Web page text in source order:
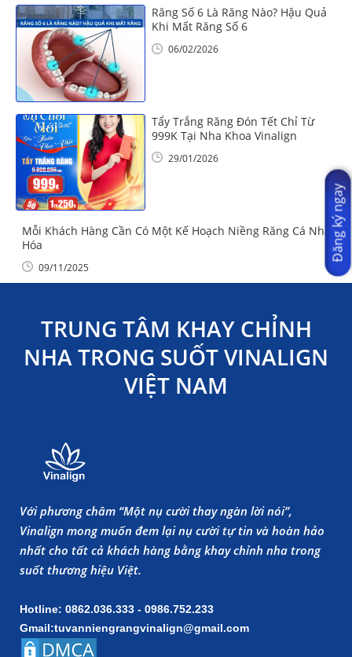
Răng Số 6 Là Răng Nào? Hậu Quả
Khi Mất Răng Số 6
06/02/2026
Tẩy Trắng Răng Đón Tết Chỉ Từ
999K Tại Nha Khoa Vinalign
29/01/2026
Mỗi Khách Hàng Cần Có Một Kế Hoạch Niềng Răng Cá Nhân
Hóa
09/11/2025
TRUNG TÂM KHAY CHỈNH
NHA TRONG SUỐT VINALIGN
VIỆT NAM
Với phương châm “Một nụ cười thay ngàn lời nói”,
Vinalign mong muốn đem lại nụ cười tự tin và hoàn hảo
nhất cho tất cả khách hàng bằng khay chỉnh nha trong
suốt thương hiệu Việt.
Hotline: 0862.036.333 - 0986.752.233
Gmail:tuvanniengrangvinalign@gmail.com
Đăng ký ngay